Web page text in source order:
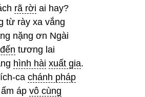
rã rời ai hay?
từ rày xa vắng
nặng ơn Ngài
tương lai
hình hài xuất gia.
ca chánh pháp
áp vô cùng